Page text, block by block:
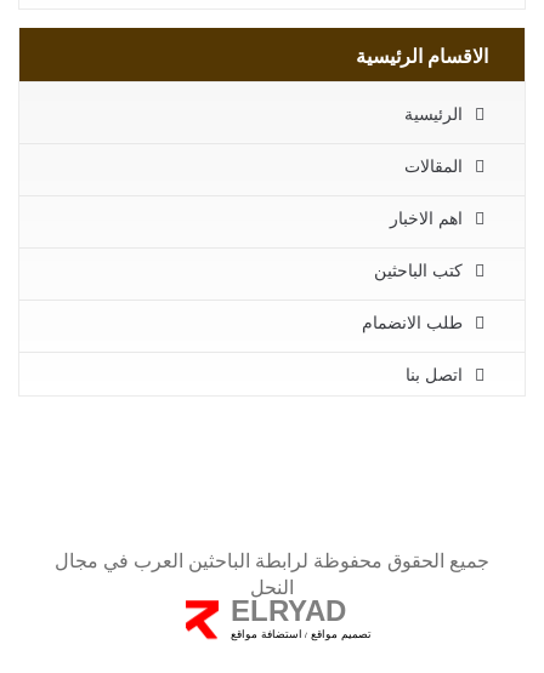
الاقسام الرئيسية
الرئيسية
المقالات
اهم الاخبار
كتب الباحثين
طلب الانضمام
اتصل بنا
جميع الحقوق محفوظة لرابطة الباحثين العرب في مجال
النحل
ELRYAD
تصميم مواقع/ استضافة مواقع